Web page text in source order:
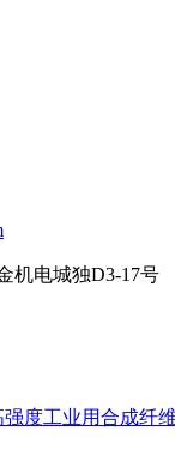
机电城独D3-17号
度工业用合成纤